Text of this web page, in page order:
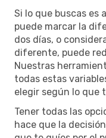
Si lo que buscas es
puede marcar la
dos días, o
diferente, puede
Nuestras
todas estas
elegir según lo que
Tener todas las
hace que la